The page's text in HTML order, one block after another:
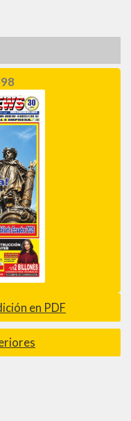
en PDF